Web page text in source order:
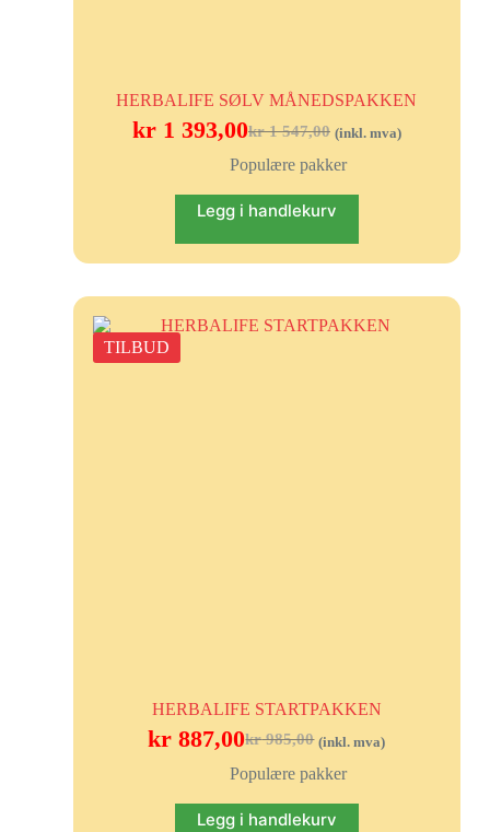
HERBALIFE SØLV MÅNEDSPAKKEN
kr1 547,00
kr1 393,00 (inkl. mva)
Populære pakker
Legg i handlekurv
TILBUD
HERBALIFE STARTPAKKEN
kr985,00
kr 887,00 (inkl. mva)
Populære pakker
Legg i handlekurv